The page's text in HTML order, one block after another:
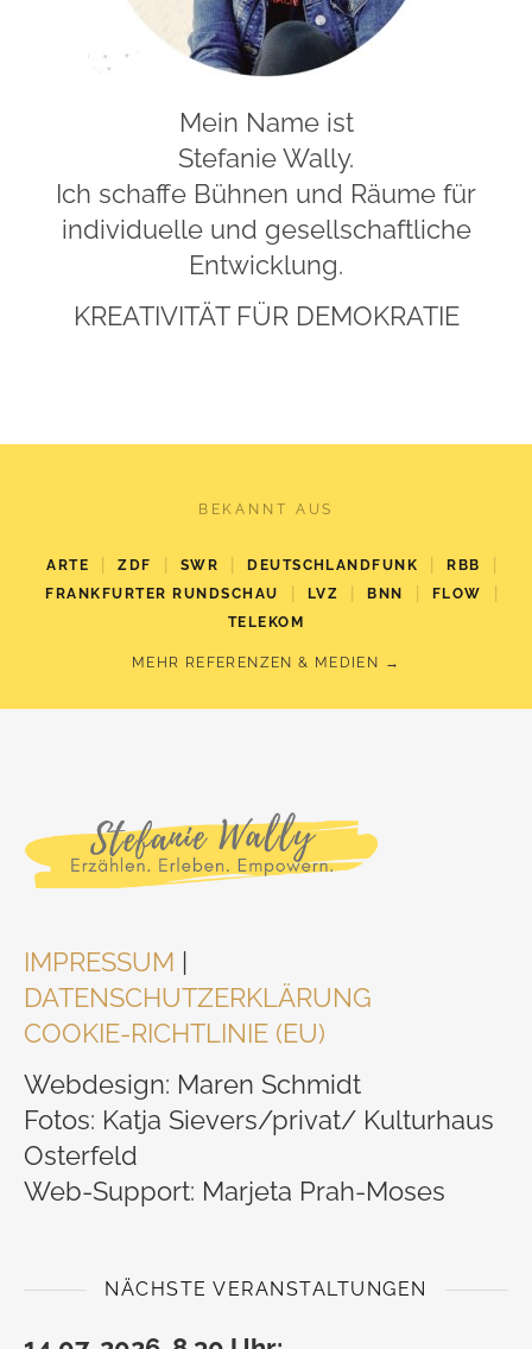
Mein Name ist
Stefanie Wally.
Ich schaffe Bühnen und Räume für
individuelle und gesellschaftliche
Entwicklung.
KREATIVITÄT FÜR DEMOKRATIE
BEKANNT AUS
ARTE | ZDF | SWR | DEUTSCHLANDFUNK | RBB |
FRANKFURTER RUNDSCHAU | LVZ | BNN | FLOW |
TELEKOM
MEHR REFERENZEN & MEDIEN →
IMPRESSUM |
DATENSCHUTZERKLÄRUNG
COOKIE-RICHTLINIE (EU)
Webdesign: Maren Schmidt
Fotos: Katja Sievers/privat/ Kulturhaus
Osterfeld
Web-Support: Marjeta Prah-Moses
NÄCHSTE VERANSTALTUNGEN